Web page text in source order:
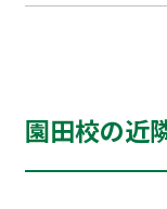
園田校の近